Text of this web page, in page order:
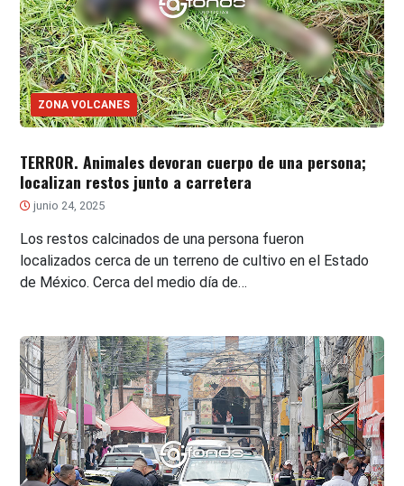
ZONA VOLCANES
TERROR. Animales devoran cuerpo de una persona;
localizan restos junto a carretera
junio 24, 2025
Los restos calcinados de una persona fueron
localizados cerca de un terreno de cultivo en el Estado
de México. Cerca del medio día de…